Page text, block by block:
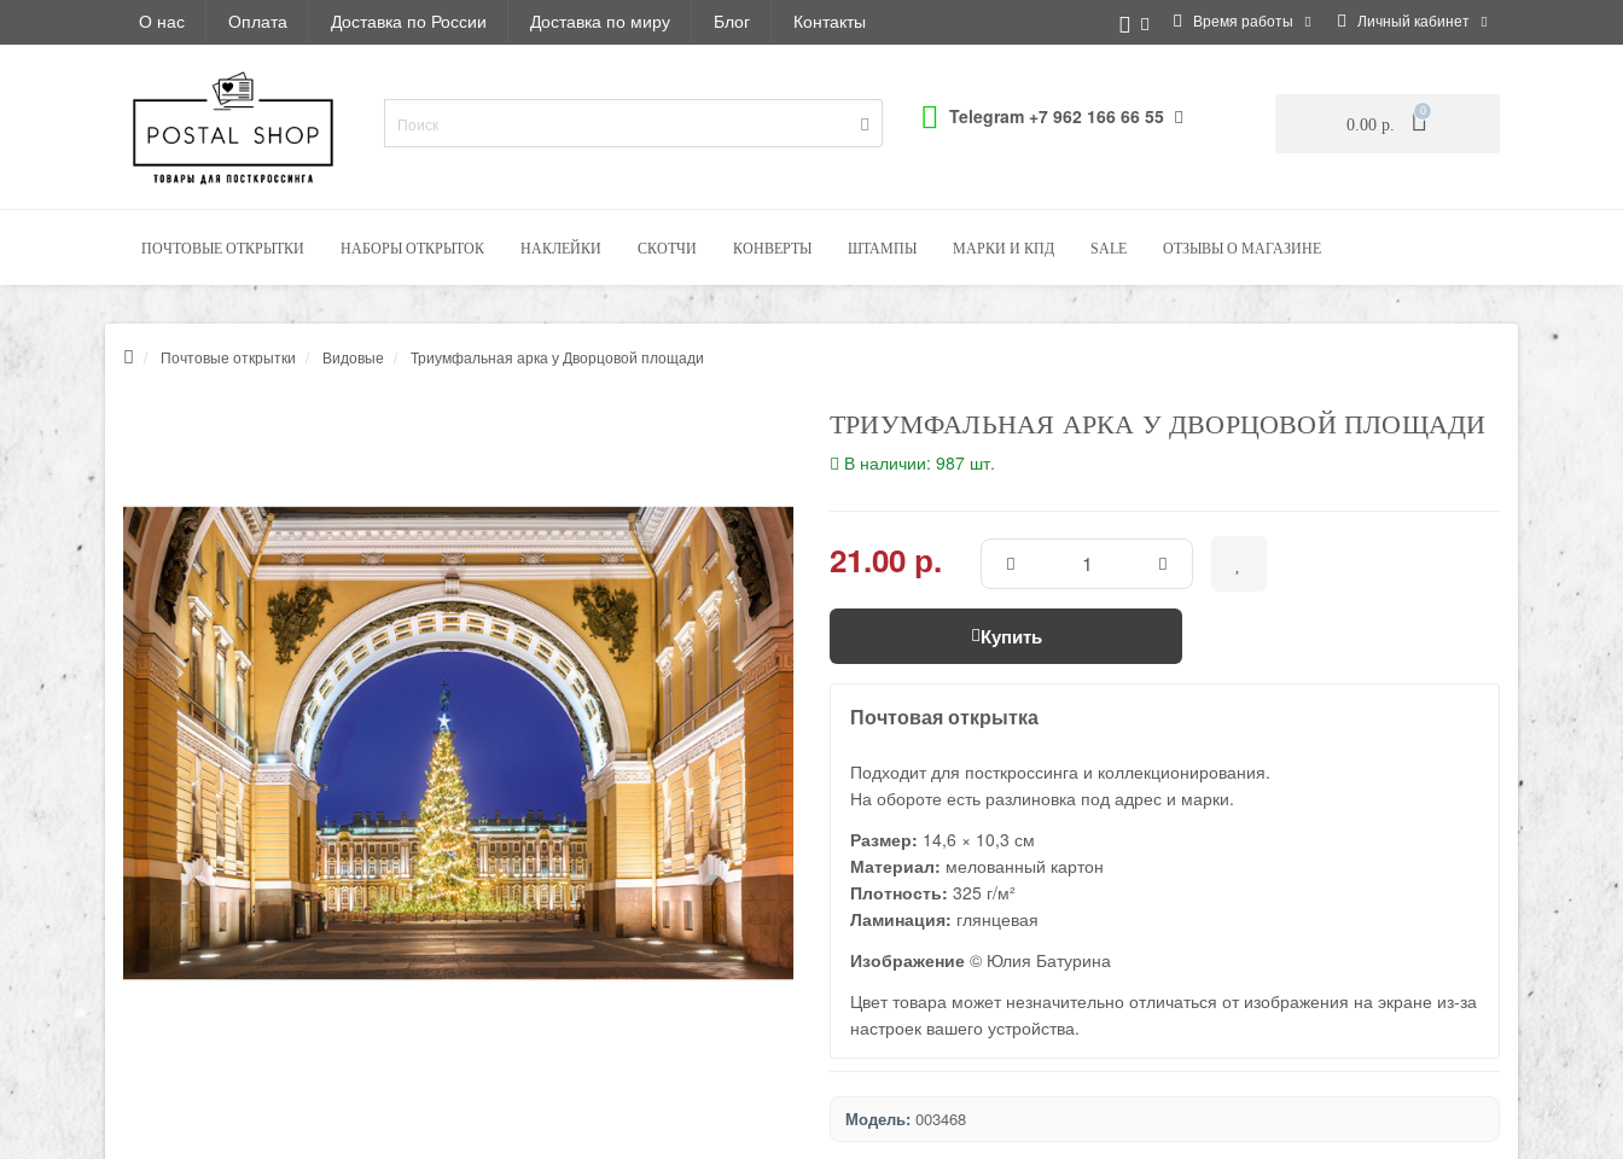
О нас Оплата Доставка по России Доставка по миру Блог Контакты Время работы Личный кабинет
Telegram +7 962 166 66 55 0.00 р.
0
ПОЧТОВЫЕ ОТКРЫТКИ НАБОРЫ ОТКРЫТОК НАКЛЕЙКИ СКОТЧИ КОНВЕРТЫ ШТАМПЫ МАРКИ И КПД SALE ОТЗЫВЫ О МАГАЗИНЕ
Почтовые открытки Видовые Триумфальная арка у Дворцовой площади
ТРИУМФАЛЬНАЯ АРКА У ДВОРЦОВОЙ ПЛОЩАДИ
В наличии: 987 шт.
21.00 р.
Купить
Почтовая открытка
Подходит для посткроссинга и коллекционирования.
На обороте есть разлиновка под адрес и марки.
Размер: 14,6 × 10,3 см
Материал: мелованный картон
Плотность: 325 г/м²
Ламинация: глянцевая
Изображение © Юлия Батурина
Цвет товара может незначительно отличаться от изображения на экране из-за
настроек вашего устройства.
Модель: 003468